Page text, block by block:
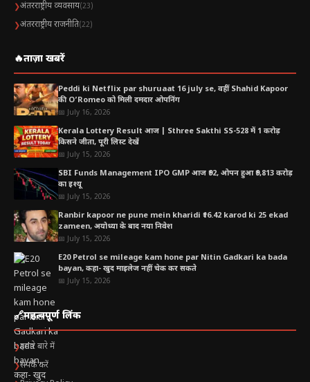
जेड प्लांट
सफलताका प्रतीक माना जाता है। वास्तु विशेषज्ञों के अनुसार इसे घर की
बालकनी या प्रवेश द्वार के पास रखने से आर्थिक अवसर बढ़ते हैं और
सकारात्मक ऊर्जा का प्रवाह बना रहता है।
❯अंतरराष्ट्रीय व्यवसाय(23)
❯अंतरराष्ट्रीय राजनीति(22)
🔥ताज़ा खबरें
Peddi ki Netflix par shuruaat 16 july se, वहीं Shahid Kapoor
की O’Romeo को मिली दमदार ओपनिंग
📅 July 16, 2026
Kerala Lottery Result आज | Sthree Sakthi SS-528 में 1 करोड़
किसने जीता, पूरी लिस्ट देखें
📅 July 15, 2026
SBI Funds Management IPO GMP आज ₹92, ओपन हुआ ₹9,813 करोड़
का इश्यू
📅 July 15, 2026
Ranbir kapoor ne pune mein kharidi ₹16.42 karod ki 25 ekad
zameen, अयोध्या के बाद नया निवेश
📅 July 15, 2026
E20 Petrol se mileage kam hone par Nitin Gadkari ka bada
bayan, कहा- खुद माइलेज नहीं चेक कर सकते
📅 July 15, 2026
🔗महत्वपूर्ण लिंक
❯हमारे बारे में
❯संपर्क करें